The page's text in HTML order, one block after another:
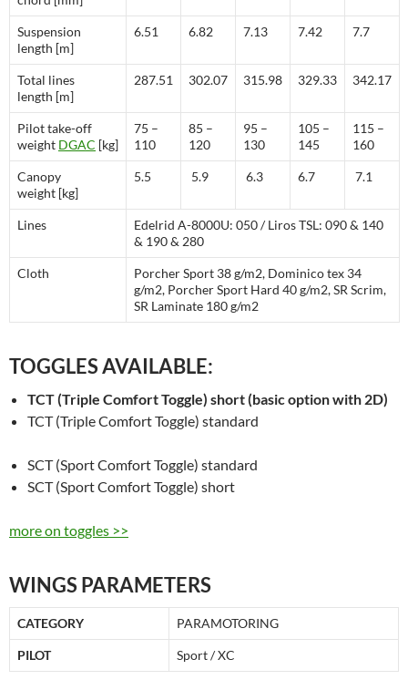
Suspension
length [m]
6.51 6.82 7.13 7.42 7.7
Total lines
length [m]
287.51 302.07 315.98 329.33 342.17
Pilot take-off
weight DGAC [kg]
75 –
110
85 –
120
95 –
130
105 –
145
115 –
160
Canopy
weight [kg]
5.5 5.9 6.3 6.7 7.1
Lines
Edelrid A-8000U: 050 / Liros TSL: 090 & 140
& 190 & 280
Cloth
Porcher Sport 38 g/m2, Dominico tex 34
g/m2, Porcher Sport Hard 40 g/m2, SR Scrim,
SR Laminate 180 g/m2
TOGGLES AVAILABLE:
TCT (Triple Comfort Toggle) short (basic option with 2D)
TCT (Triple Comfort Toggle) standard
SCT (Sport Comfort Toggle) standard
SCT (Sport Comfort Toggle) short
more on toggles >>
WINGS PARAMETERS
CATEGORY PARAMOTORING
PILOT Sport / XC